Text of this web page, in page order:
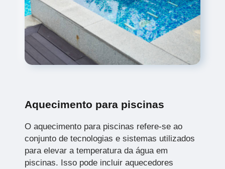
Aquecimento para piscinas
O aquecimento para piscinas refere-se ao
conjunto de tecnologias e sistemas utilizados
para elevar a temperatura da água em
piscinas. Isso pode incluir aquecedores